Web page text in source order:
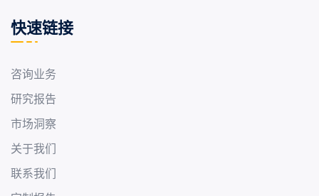
快速链接
咨询业务
研究报告
市场洞察
关于我们
联系我们